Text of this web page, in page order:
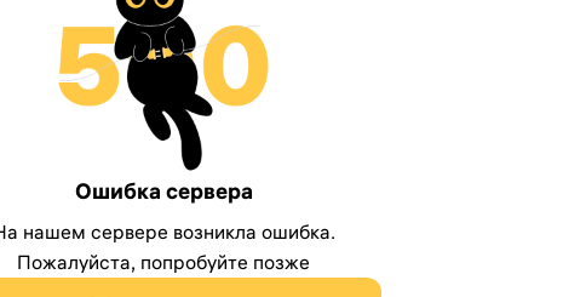
Ошибка сервера
нашем сервере возникла ошибка.
Пожалуйста, попробуйте позже